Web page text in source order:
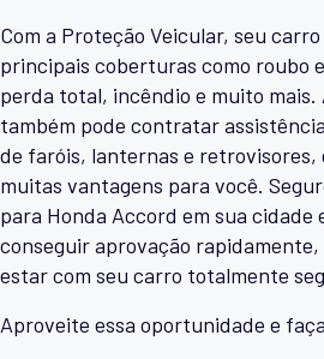
Com a Proteção Veicular, seu
principais coberturas como roubo
perda total, incêndio e muito mais.
também pode contratar
de faróis, lanternas e retrovisores,
muitas vantagens para você.
para Honda Accord em sua cidade
conseguir aprovação rapidamente,
estar com seu carro totalmente
Aproveite essa oportunidade e